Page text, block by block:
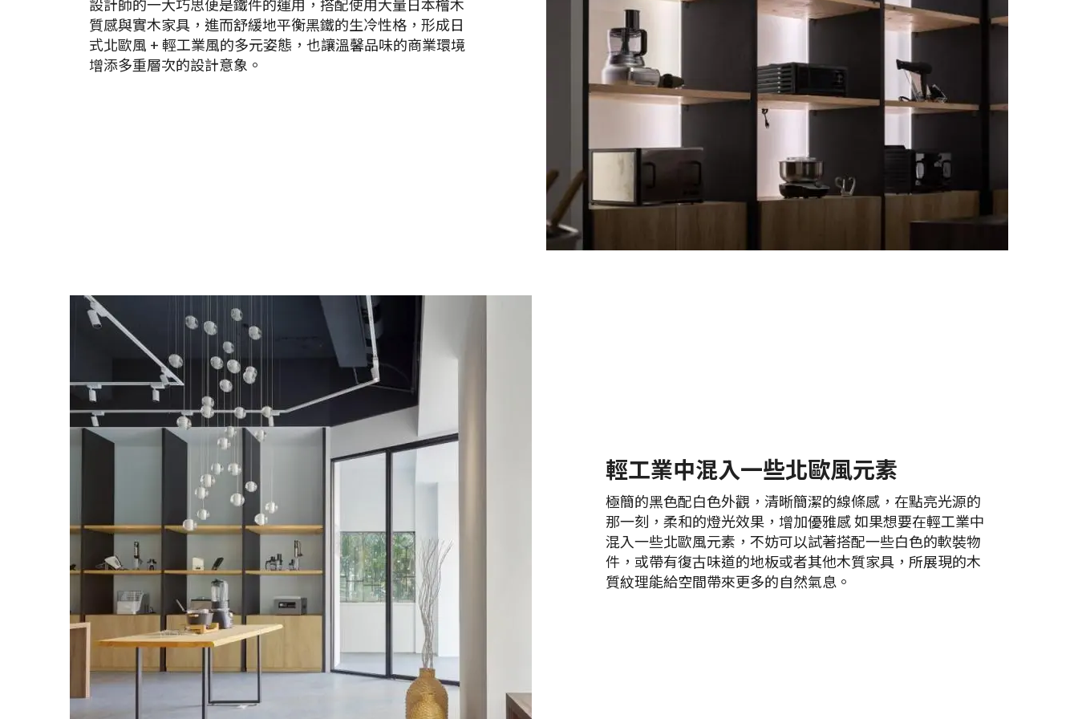
質感與實木家具，進而舒緩地平衡黑鐵的生冷性格，形成日
式北歐風 + 輕工業風的多元姿態，也讓溫馨品味的商業環境
增添多重層次的設計意象。
輕工業中混入一些北歐風元素
極簡的黑色配白色外觀，清晰簡潔的線條感，在點亮光源的
那一刻，柔和的燈光效果，增加優雅感 如果想要在輕工業中
混入一些北歐風元素，不妨可以試著搭配一些白色的軟裝物
件，或帶有復古味道的地板或者其他木質家具，所展現的木
質紋理能給空間帶來更多的自然氣息。